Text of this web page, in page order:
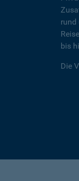
rund
bis
Die